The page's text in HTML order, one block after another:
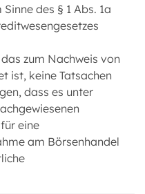
des § 1 Abs. 1a
zum Nachweis von
ist, keine Tatsachen
dass es unter
eine
am Börsenhandel